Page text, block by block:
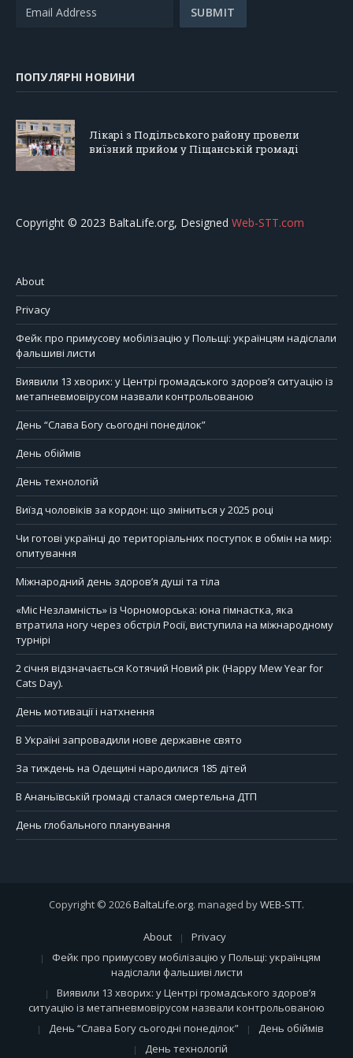
ПОПУЛЯРНІ НОВИНИ
Лікарі з Подільського району провели
виїзний прийом у Піщанській громаді
Copyright © 2023 BaltaLife.org, Designed Web-STT.com
About
Privacy
Фейк про примусову мобілізацію у Польщі: українцям надіслали
фальшиві листи
Виявили 13 хворих: у Центрі громадського здоров’я ситуацію із
метапневмовірусом назвали контрольованою
День “Слава Богу сьогодні понеділок”
День обіймів
День технологій
Виїзд чоловіків за кордон: що зміниться у 2025 році
Чи готові українці до територіальних поступок в обмін на мир:
опитування
Міжнародний день здоров’я душі та тіла
«Міс Незламність» із Чорноморська: юна гімнастка, яка
втратила ногу через обстріл Росії, виступила на міжнародному
турнірі
2 січня відзначається Котячий Новий рік (Happy Mew Year for
Cats Day).
День мотивації і натхнення
В Україні запровадили нове державне свято
За тиждень на Одещині народилися 185 дітей
В Ананьївській громаді сталася смертельна ДТП
День глобального планування
Copyright © 2026BaltaLife.org. managed byWEB-STT.
About
Privacy
Фейк про примусову мобілізацію у Польщі: українцям
надіслали фальшиві листи
Виявили 13 хворих: у Центрі громадського здоров’я
ситуацію із метапневмовірусом назвали контрольованою
День “Слава Богу сьогодні понеділок”
День обіймів
День технологій